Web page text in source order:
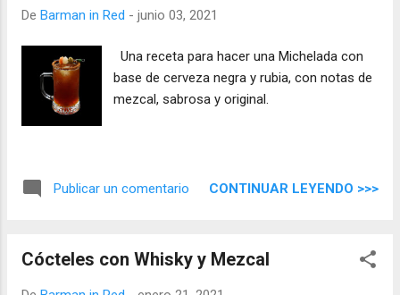
De Barman in Red - junio 03, 2021
Una receta para hacer una Michelada con
base de cerveza negra y rubia, con notas de
mezcal, sabrosa y original.
Publicar un comentario CONTINUAR LEYENDO >>>
Cócteles con Whisky y Mezcal